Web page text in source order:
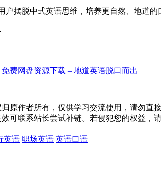
户摆脱中式英语思维，培养更自然、地道的
免费网盘资源下载 – 地道英语脱口而出
原作者所有，仅供学习交流使用，请勿
可联系站长尝试补链。若侵犯您的权益，
英语 职场英语 英语口语